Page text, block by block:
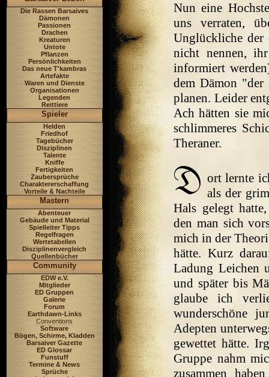
Die Rassen Barsaives
Dämonen
Passionen
Drachen
Kreaturen
Untote
Pflanzen
Persönlichkeiten
Das neue T'kambras
Artefakte
Waren und Dienste
Organisationen
Legenden
Reittiere
Spieler
Helden
Friedhof
Tagebücher
Disziplinen
Talente
Kniffe
Fertigkeiten
Zaubersprüche
Charaktererschaffung
Vorteile & Nachteile
Mastern
Abenteuer
Gebäude und Material
Spielleiter Tipps
Regelfragen
Wertetabellen
Disziplinenvergleich
Quellenbücher
Community
EDW e.V.
Mitglieder
ED Gruppen
Galerie
Forum
Earthdawn-Links
Conventions
Software
Bögen, Schirme, Kladden
Barsaiver Gazette
ED Glossar
Funstuff
Termine & News
Sprüche
Nun eine
uns verraten,
Unglückliche der
nicht nennen,
informiert
dem Dämon "der
planen. Leider
Ach hätten sie
schlimmeres
Theraner.
ort lernte
als der
Hals gelegt
den man sich
mich in der
hätte. Kurz
Ladung Leichen
und später bis
glaube ich
wunderschöne
Adepten
gewettet hätte.
Gruppe nahm
zusammen